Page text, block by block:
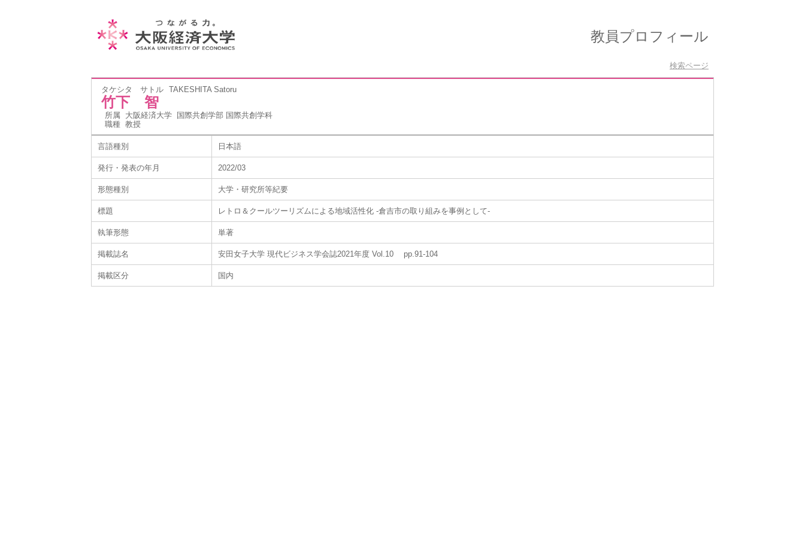
教員プロフィール
検索ページ
タケシタ サトル TAKESHITA Satoru
竹下 智
所属 大阪経済大学 国際共創学部 国際共創学科
職種 教授
言語種別 日本語
発行・発表の年月 2022/03
形態種別 大学・研究所等紀要
標題 レトロ＆クールツーリズムによる地域活性化 ‐倉吉市の取り組みを事例として‐
執筆形態 単著
掲載誌名 安田女子大学 現代ビジネス学会誌2021年度 Vol.10 pp.91-104
掲載区分 国内